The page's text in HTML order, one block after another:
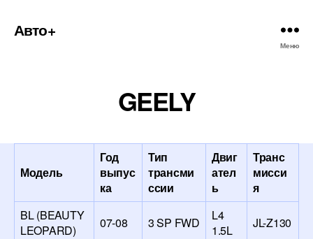
Авто+
Меню
GEELY
Модель
Год
выпус
ка
Тип
трансми
ссии
Двиг
ател
ь
Транс
мисси
я
BL (BEAUTY
LEOPARD)
07-08 3 SP FWD
L4
1.5L
JL-Z130